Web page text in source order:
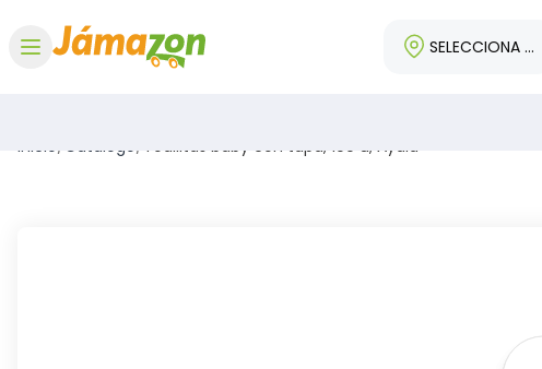
SELECCIONA
Inicio/ Catálogo/ Toallitas baby con tapa, 100 u, Ayala